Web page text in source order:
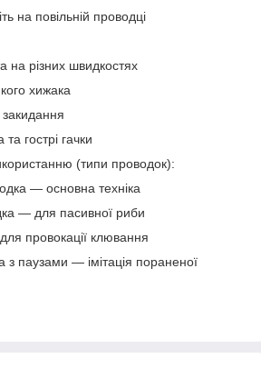
на повільній проводці
на різних швидкостях
хижака
гострі гачки
(типи проводок):
— основна техніка
— для пасивної риби
провокації клювання
з паузами — імітація пораненої